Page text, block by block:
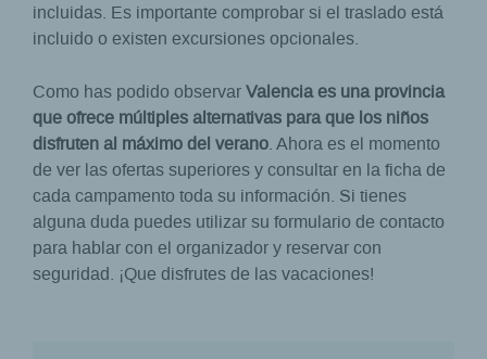
incluidas. Es importante comprobar si el traslado está
incluido o existen excursiones opcionales.
Como has podido observarValencia es una provincia
que ofrece múltiples alternativas para que los niños
disfruten al máximo del verano. Ahora es el momento
de ver las ofertas superiores y consultar en la ficha de
cada campamento toda su información. Si tienes
alguna duda puedes utilizar su formulario de contacto
para hablar con el organizador y reservar con
seguridad. ¡Que disfrutes de las vacaciones!